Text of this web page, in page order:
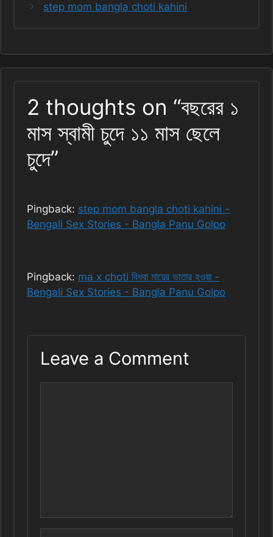
step mom bangla choti kahini
2 thoughts on “বছরের ১
মাস স্বামী চুদে ১১ মাস ছেলে
চুদে”
Pingback: step mom bangla choti kahini -
Bengali Sex Stories - Bangla Panu Golpo
Pingback: ma x choti বিধবা মায়ের ভাতার হওয়া -
Bengali Sex Stories - Bangla Panu Golpo
Leave a Comment